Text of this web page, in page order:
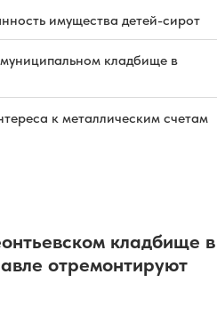
имущества детей-сирот
кладбище в
к металлическим счетам
кладбище в
отремонтируют